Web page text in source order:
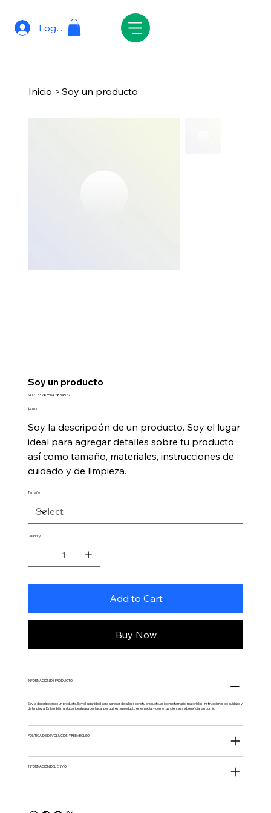
Log In
Inicio > Soy un producto
Soy un producto
SKU: SKU
632835642834572
Price
$40.00
Soy la descripción de un producto. Soy el lugar
ideal para agregar detalles sobre tu producto,
así como tamaño, materiales, instrucciones de
cuidado y de limpieza.
Tamaño
Quantity
Add to Cart
Buy Now
INFORMACIÓN DE PRODUCTO
Soy la descripción de un producto. Soy el lugar ideal para agregar detalles sobre tu producto, así como tamaño, materiales, instrucciones de cuidado y
de limpieza. Es también un lugar ideal para destacar por qué este producto es especial y cómo tus clientes se beneficiarían con él.
POLÍTICA DE DEVOLUCIÓN Y REEMBOLSO
INFORMACIÓN DEL ENVÍO